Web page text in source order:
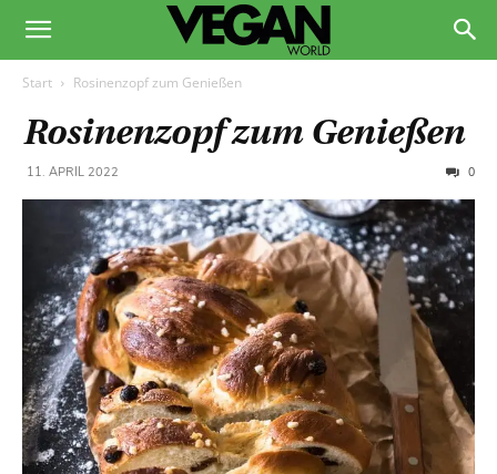
Start Rosinenzopf zum Genießen
Rosinenzopf zum Genießen
11. APRIL 2022 0